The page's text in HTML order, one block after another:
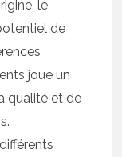
le
de
joue un
qualité et de